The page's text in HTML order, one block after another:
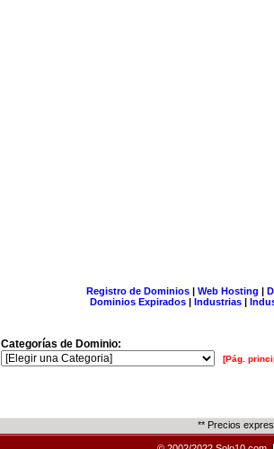
Registro de Dominios| Web Hosting |
Dominios Expirados | Industrias |
Categorías de Dominio:
[Pág.
** Precios